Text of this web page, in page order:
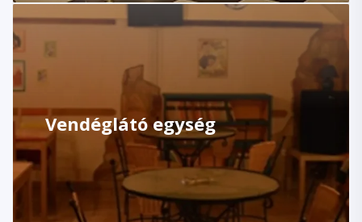
Vendéglátó egység